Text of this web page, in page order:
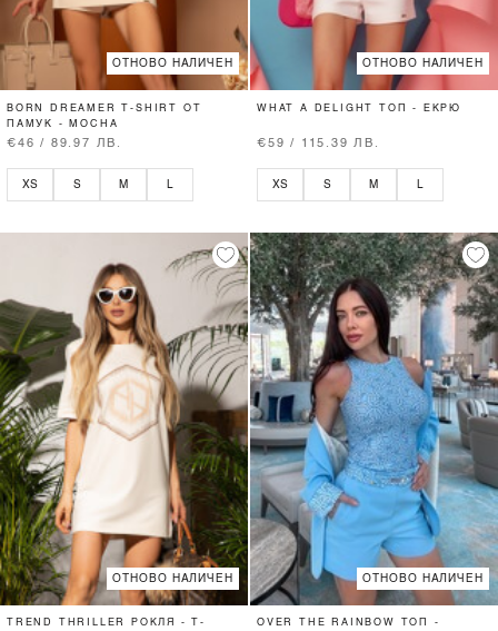
ОТНОВО НАЛИЧЕН
BORN DREAMER T-SHIRT ОТ
ПАМУК - MOCHA
€46 / 89.97 ЛВ.
XS S M L
ОТНОВО НАЛИЧЕН
WHAT A DELIGHT ТОП - ЕКРЮ
€59 / 115.39 ЛВ.
XS S M L
ОТНОВО НАЛИЧЕН
TREND THRILLER РОКЛЯ - T-
ОТНОВО НАЛИЧЕН
OVER THE RAINBOW ТОП -